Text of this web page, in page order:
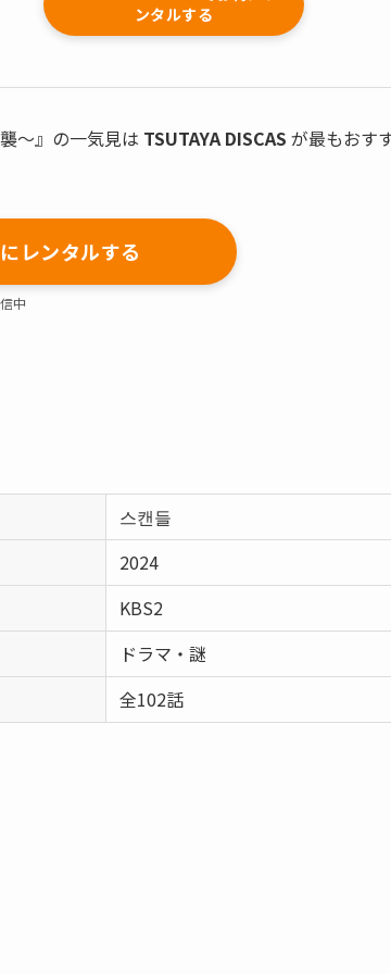
ンタルする
〜』の一気見は TSUTAYA DISCAS が最もおす
レンタルする
中
스캔들
2024
KBS2
ドラマ・謎
全102話